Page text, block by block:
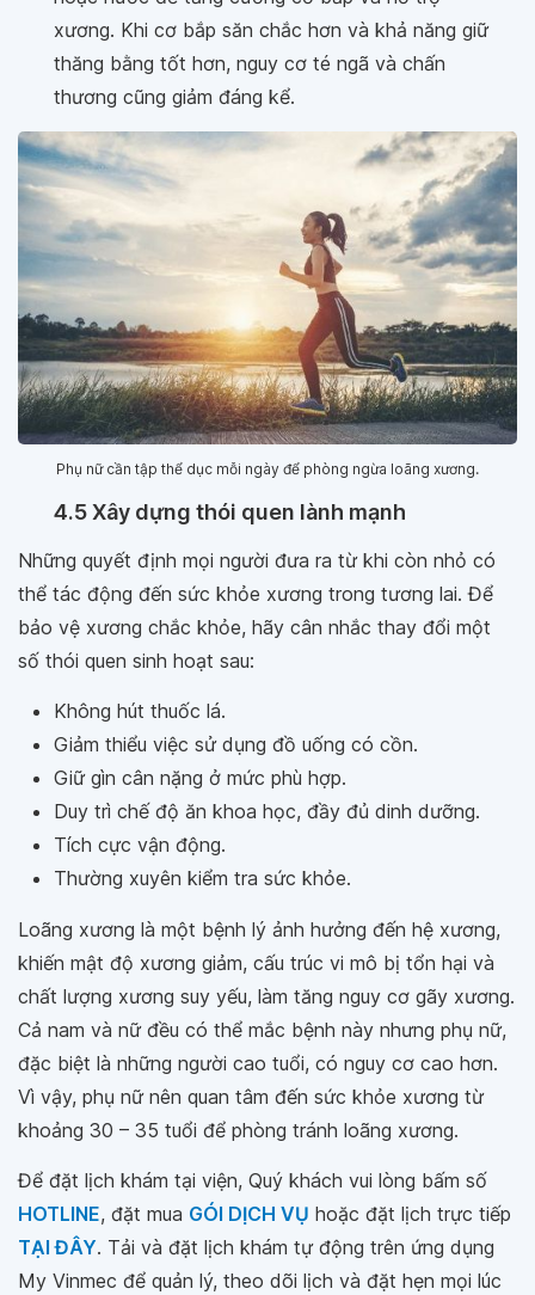
xương. Khi cơ bắp săn chắc hơn và khả năng giữ
thăng bằng tốt hơn, nguy cơ té ngã và chấn
thương cũng giảm đáng kể.
Phụ nữ cần tập thể dục mỗi ngày để phòng ngừa loãng xương.
4.5 Xây dựng thói quen lành mạnh
Những quyết định mọi người đưa ra từ khi còn nhỏ có
thể tác động đến sức khỏe xương trong tương lai. Để
bảo vệ xương chắc khỏe, hãy cân nhắc thay đổi một
số thói quen sinh hoạt sau:
Không hút thuốc lá.
Giảm thiểu việc sử dụng đồ uống có cồn.
Giữ gìn cân nặng ở mức phù hợp.
Duy trì chế độ ăn khoa học, đầy đủ dinh dưỡng.
Tích cực vận động.
Thường xuyên kiểm tra sức khỏe.
Loãng xương là một bệnh lý ảnh hưởng đến hệ xương,
khiến mật độ xương giảm, cấu trúc vi mô bị tổn hại và
chất lượng xương suy yếu, làm tăng nguy cơ gãy xương.
Cả nam và nữ đều có thể mắc bệnh này nhưng phụ nữ,
đặc biệt là những người cao tuổi, có nguy cơ cao hơn.
Vì vậy, phụ nữ nên quan tâm đến sức khỏe xương từ
khoảng 30 – 35 tuổi để phòng tránh loãng xương.
Để đặt lịch khám tại viện, Quý khách vui lòng bấm số
HOTLINE, đặt mua GÓI DỊCH VỤ hoặc đặt lịch trực tiếp
TẠI ĐÂY. Tải và đặt lịch khám tự động trên ứng dụng
My Vinmec để quản lý, theo dõi lịch và đặt hẹn mọi lúc